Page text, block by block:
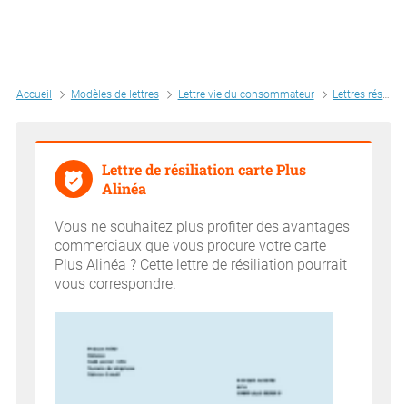
Accueil Modèles de lettres Lettre vie du consommateur Lettres résiliation
Lettre de résiliation carte Plus
Alinéa
Vous ne souhaitez plus profiter des avantages
commerciaux que vous procure votre carte
Plus Alinéa ? Cette lettre de résiliation pourrait
vous correspondre.